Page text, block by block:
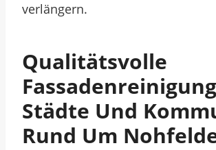
verlängern.
Qualitätsvolle
Städte Und
Rund Um